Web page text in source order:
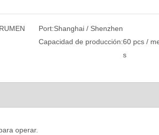
A través de la capa Medidor de espesor
Port:Shanghai / Shenzhen
Capacidad de producción:60 pcs /
s
operar.